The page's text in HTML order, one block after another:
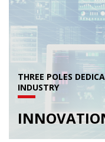
THREE POLES
INDUSTRY